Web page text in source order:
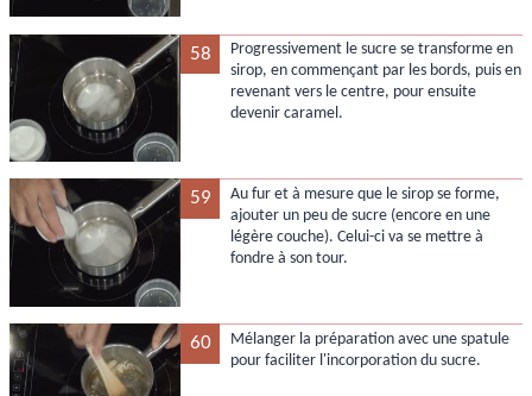
58
Progressivement le sucre se transforme en
sirop, en commençant par les bords, puis en
revenant vers le centre, pour ensuite
devenir caramel.
59
Au fur et à mesure que le sirop se forme,
ajouter un peu de sucre (encore en une
légère couche). Celui-ci va se mettre à
fondre à son tour.
60
Mélanger la préparation avec une spatule
pour faciliter l'incorporation du sucre.